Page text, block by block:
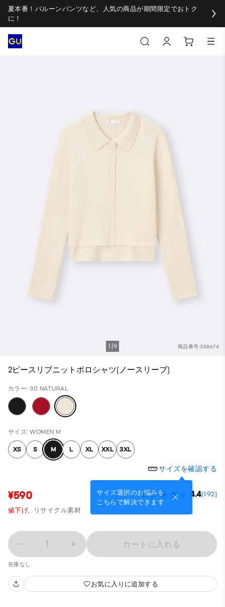
夏本番！バルーンパンツなど、人気の商品が期間限定でおトク
に！
商品番号:358674
1 9
2ピースリブニットポロシャツ(ノースリーブ)
カラー: 30 NATURAL
サイズ: WOMEN M
XS S M L XL XXL 3XL
サイズを確認する
サイズ選択のお悩みを
こちらで解決できます
¥590 4.4(192)
値下げ, リサイクル素材
1 カートに入れる
在庫なし
お気に入りに追加する